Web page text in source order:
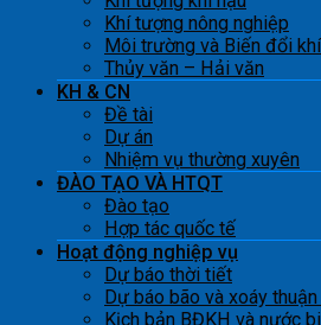
Khí tượng nông nghiệp
Môi trường và Biến đổi
Thủy văn – Hải văn
KH & CN
Đề tài
Dự án
Nhiệm vụ thường xuyên
ĐÀO TẠO VÀ HTQT
Đào tạo
Hợp tác quốc tế
Hoạt động nghiệp vụ
Dự báo thời tiết
Dự báo bão và xoáy
Kịch bản BĐKH và nước